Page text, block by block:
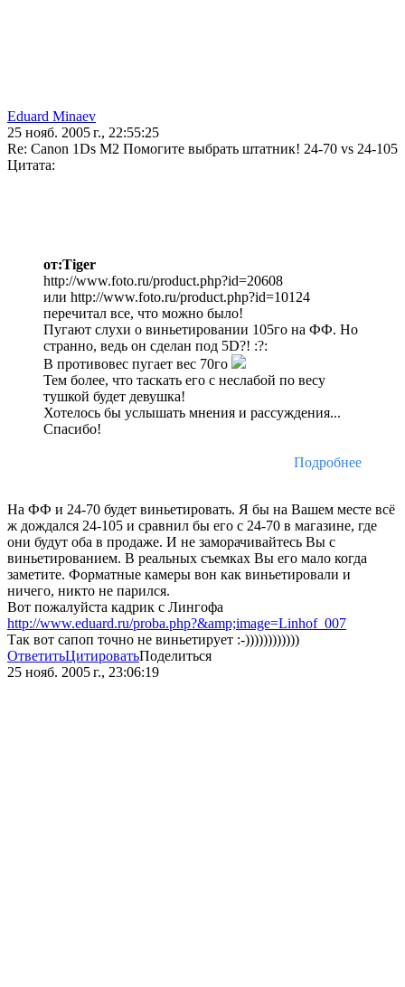
Eduard Minaev
25 нояб. 2005 г., 22:55:25
Re: Canon 1Ds M2 Помогите выбрать штатник! 24-70 vs 24-105
Цитата:
от:Tiger
http://www.foto.ru/product.php?id=20608
или http://www.foto.ru/product.php?id=10124
перечитал все, что можно было!
Пугают слухи о виньетировании 105го на ФФ. Но
странно, ведь он сделан под 5D?! :?:
В противовес пугает вес 70го
Тем более, что таскать его с неслабой по весу
тушкой будет девушка!
Хотелось бы услышать мнения и рассуждения...
Спасибо!
Подробнее
На ФФ и 24-70 будет виньетировать. Я бы на Вашем месте всё
ж дождался 24-105 и сравнил бы его с 24-70 в магазине, где
они будут оба в продаже. И не заморачивайтесь Вы с
виньетированием. В реальных съемках Вы его мало когда
заметите. Форматные камеры вон как виньетировали и
ничего, никто не парился.
Вот пожалуйста кадрик с Лингофа
http://www.eduard.ru/proba.php?&amp;image=Linhof_007
Так вот сапоп точно не виньетирует :-))))))))))))
ОтветитьЦитироватьПоделиться
25 нояб. 2005 г., 23:06:19